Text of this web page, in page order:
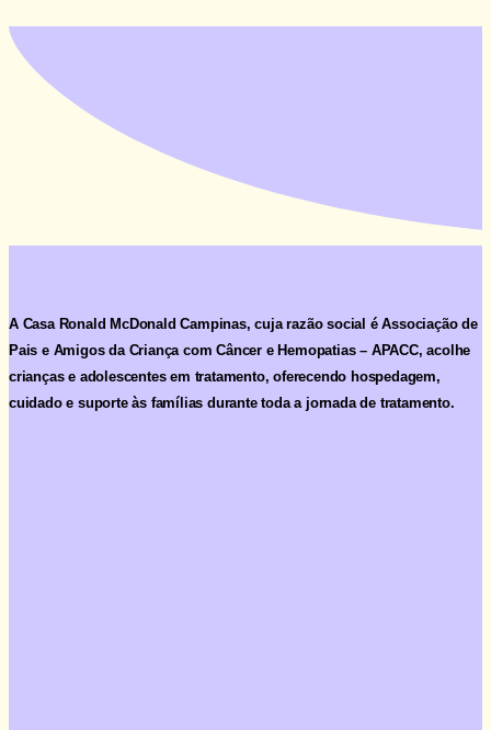
A Casa Ronald McDonald Campinas, cuja razão social éAssociação de
Pais e Amigos da Criança com Câncer e Hemopatias – APACC, acolhe
crianças e adolescentes em tratamento, oferecendo hospedagem,
cuidado e suporte às famílias durante toda a jornada de tratamento.